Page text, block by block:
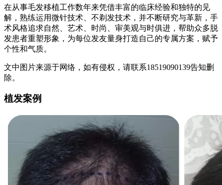
在从事毛发移植工作数年来凭借丰富的临床经验和独特的见
解，熟练运用微针技术、不剃发技术，并不断研究与革新，手
术风格追求自然、艺术、时尚、审美观与时俱进，帮助众多脱
发患者重塑形象，为每位发友量身打造自己的专属方案，赋予
个性和气质。
文中图片来源于网络，如有侵权，请联系18519090139告知删
除。
植发案例